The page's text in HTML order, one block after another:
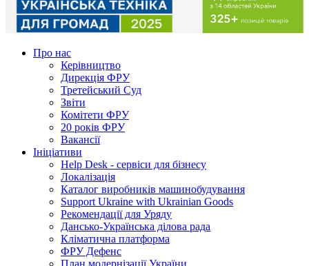
Про нас
Керівництво
Дирекція ФРУ
Третейський Суд
Звіти
Комітети ФРУ
20 років ФРУ
Вакансії
Ініціативи
Help Desk - сервіси для бізнесу
Локалізація
Каталог виробників машинобудування
Support Ukraine with Ukrainian Goods
Рекомендації для Уряду
Дансько-Українська ділова рада
Кліматична платформа
ФРУ Дефенс